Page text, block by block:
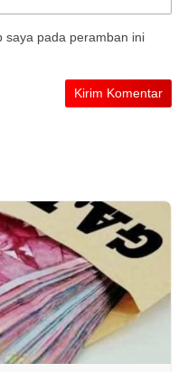
saya pada peramban ini